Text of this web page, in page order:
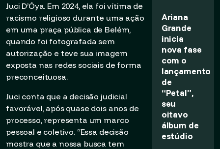
Juci D’Óya. Em 2024, ela foi vítima de
racismo religioso durante uma ação
em uma praça pública de Belém,
quando foi fotografada sem
autorização e teve sua imagem
exposta nas redes sociais de forma
preconceituosa.
Juci conta que a decisão judicial
favorável, após quase dois anos de
processo, representa um marco
pessoal e coletivo. “Essa decisão
mostra que a nossa busca tem
Ariana
Grande
inicia
nova fase
com o
lançamento
de
“Petal”,
seu
oitavo
álbum de
estúdio